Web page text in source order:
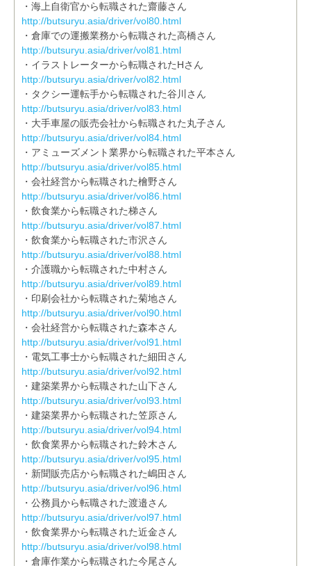
・海上自衛官から転職された齋藤さん
http://butsuryu.asia/driver/vol80.html
・倉庫での運搬業務から転職された高橋さん
http://butsuryu.asia/driver/vol81.html
・イラストレーターから転職されたHさん
http://butsuryu.asia/driver/vol82.html
・タクシー運転手から転職された谷川さん
http://butsuryu.asia/driver/vol83.html
・大手車屋の販売会社から転職された丸子さん
http://butsuryu.asia/driver/vol84.html
・アミューズメント業界から転職された平本さん
http://butsuryu.asia/driver/vol85.html
・会社経営から転職された檜野さん
http://butsuryu.asia/driver/vol86.html
・飲食業から転職された梯さん
http://butsuryu.asia/driver/vol87.html
・飲食業から転職された市沢さん
http://butsuryu.asia/driver/vol88.html
・介護職から転職された中村さん
http://butsuryu.asia/driver/vol89.html
・印刷会社から転職された菊地さん
http://butsuryu.asia/driver/vol90.html
・会社経営から転職された森本さん
http://butsuryu.asia/driver/vol91.html
・電気工事士から転職された細田さん
http://butsuryu.asia/driver/vol92.html
・建築業界から転職された山下さん
http://butsuryu.asia/driver/vol93.html
・建築業界から転職された笠原さん
http://butsuryu.asia/driver/vol94.html
・飲食業界から転職された鈴木さん
http://butsuryu.asia/driver/vol95.html
・新聞販売店から転職された嶋田さん
http://butsuryu.asia/driver/vol96.html
・公務員から転職された渡邉さん
http://butsuryu.asia/driver/vol97.html
・飲食業界から転職された近金さん
http://butsuryu.asia/driver/vol98.html
・倉庫作業から転職された今尾さん